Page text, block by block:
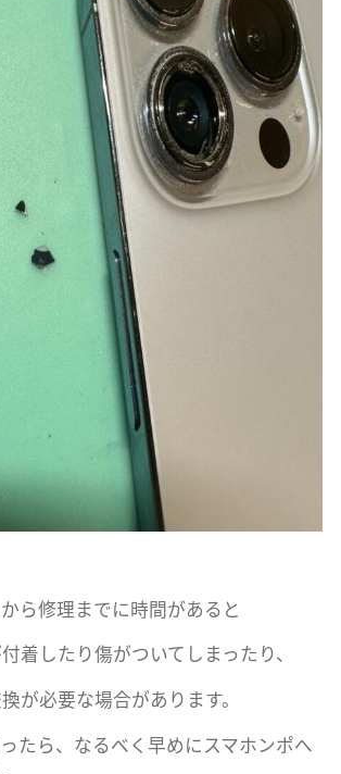
ら修理までに時間があると
着したり傷がついてしまったり、
が必要な場合があります。
たら、なるべく早めにスマホンポへ